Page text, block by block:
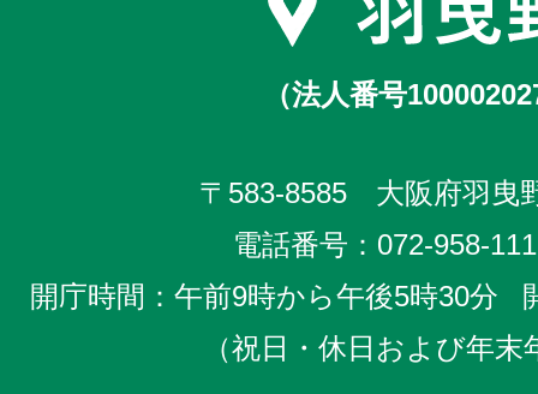
（法人番号
〒583-8585 大阪府羽曳
電話番号： 072-958-
開庁時間：午前9時から午後5時30分
（祝日・休日および年